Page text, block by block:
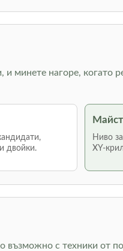
и минете нагоре, когато
двойки.
Ниво
XY-
възможно с техники от